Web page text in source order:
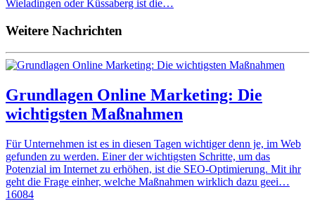
Wieladingen oder Küssaberg ist die…
Weitere Nachrichten
Grundlagen Online Marketing: Die
wichtigsten Maßnahmen
Für Unternehmen ist es in diesen Tagen wichtiger denn je, im Web
gefunden zu werden. Einer der wichtigsten Schritte, um das
Potenzial im Internet zu erhöhen, ist die SEO-Optimierung. Mit ihr
geht die Frage einher, welche Maßnahmen wirklich dazu geei…
16084